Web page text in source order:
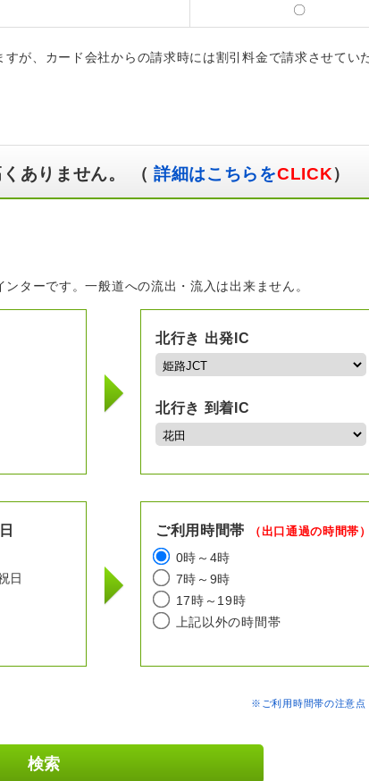
〇
が、カード会社からの請求時には割引料金で請求させてい
ありません。 （ 詳細はこちらをCLICK）
ターです。一般道への流出・流入は出来ません。
北行き 出発IC
北行き 到着IC
日
ご利用時間帯 （出口通過の時間帯
0時～4時
7時～9時
17時～19時
上記以外の時間帯
※ご利用時間帯の注意